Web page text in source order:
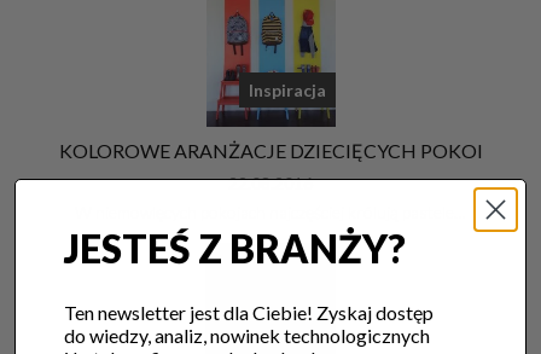
Inspiracja
KOLOROWE ARANŻACJE DZIECIĘCYCH POKOI
22.08.2016
JESTEŚ Z BRANŻY?
Ten newsletter jest dla Ciebie! Zyskaj dostęp
do wiedzy, analiz, nowinek technologicznych